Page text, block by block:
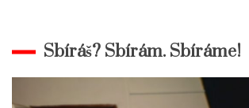
Sbíráš? Sbírám. Sbíráme!